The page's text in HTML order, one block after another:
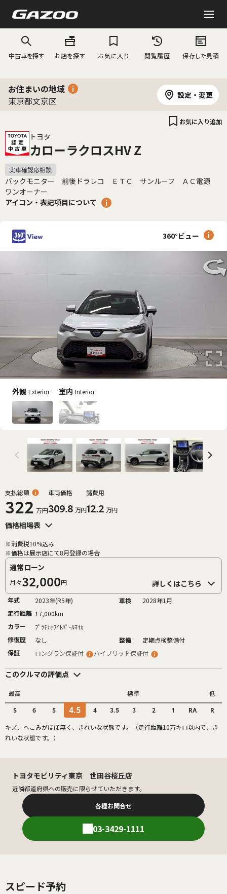
中古車を探す お店を探す お気に入り 閲覧履歴 保存した見積
お住まいの地域
東京都文京区
設定・変更
トヨタ
カローラクロスHV Z
お気に入り追加
バックモニター 前後ドラレコ ＥＴＣ サンルーフ ＡＣ電源
ワンオーナー
アイコン・表記項目について
360°ビュー
外観 Exterior 室内 Interior
支払総額
322 万円
車両価格
309.8 万円
諸費用
12.2 万円
価格相場表
※消費税10%込み
※価格は展示店にて8月登録の場合
通常ローン
月々32,000円 詳しくはこちら
年式 2023年(R5年) 車検
2028年1月
走行距離 17,000km
カラー
ﾌﾟﾗﾁﾅﾎﾜｲﾄﾊﾟｰﾙﾏｲｶ
修復歴
なし 整備
定期点検整備付
保証
ロングラン保証付 ハイブリッド保証付
このクルマの評価点
最高 標準 低
S 6 5 4.5 4 3.5 3 2 1 RA R
キズ、へこみがほぼ無く、きれいな状態です。（走行距離10万キロ以内で、き
れいな状態です。）
トヨタモビリティ東京 世田谷桜丘店
近隣都道府県への販売に限らせていただきます。
各種お問合せ
03-3429-1111
スピード予約